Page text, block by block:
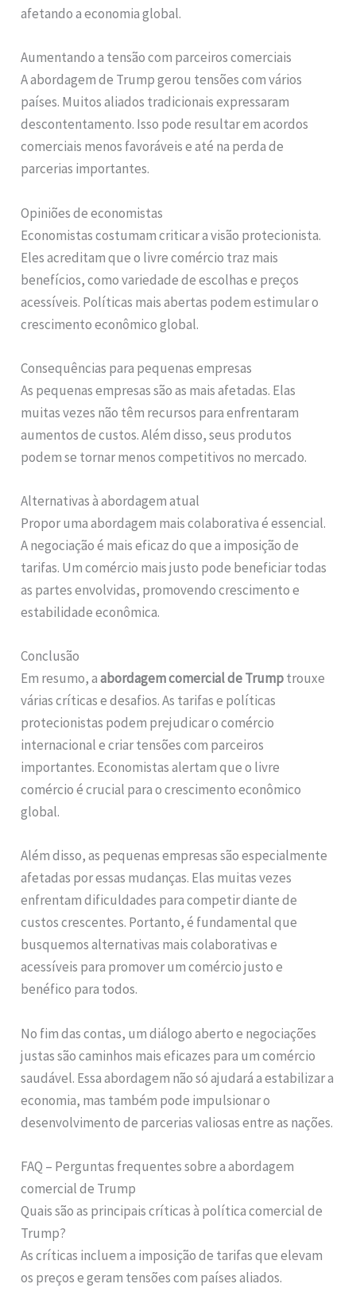
afetando a economia global.
Aumentando a tensão com parceiros comerciais
A abordagem de Trump gerou tensões com vários
países. Muitos aliados tradicionais expressaram
descontentamento. Isso pode resultar em acordos
comerciais menos favoráveis e até na perda de
parcerias importantes.
Opiniões de economistas
Economistas costumam criticar a visão protecionista.
Eles acreditam que o livre comércio traz mais
benefícios, como variedade de escolhas e preços
acessíveis. Políticas mais abertas podem estimular o
crescimento econômico global.
Consequências para pequenas empresas
As pequenas empresas são as mais afetadas. Elas
muitas vezes não têm recursos para enfrentaram
aumentos de custos. Além disso, seus produtos
podem se tornar menos competitivos no mercado.
Alternativas à abordagem atual
Propor uma abordagem mais colaborativa é essencial.
A negociação é mais eficaz do que a imposição de
tarifas. Um comércio mais justo pode beneficiar todas
as partes envolvidas, promovendo crescimento e
estabilidade econômica.
Conclusão
Em resumo, aabordagem comercial de Trumptrouxe
várias críticas e desafios. As tarifas e políticas
protecionistas podem prejudicar o comércio
internacional e criar tensões com parceiros
importantes. Economistas alertam que o livre
comércio é crucial para o crescimento econômico
global.
Além disso, as pequenas empresas são especialmente
afetadas por essas mudanças. Elas muitas vezes
enfrentam dificuldades para competir diante de
custos crescentes. Portanto, é fundamental que
busquemos alternativas mais colaborativas e
acessíveis para promover um comércio justo e
benéfico para todos.
No fim das contas, um diálogo aberto e negociações
justas são caminhos mais eficazes para um comércio
saudável. Essa abordagem não só ajudará a estabilizar a
economia, mas também pode impulsionar o
desenvolvimento de parcerias valiosas entre as nações.
FAQ – Perguntas frequentes sobre a abordagem
comercial de Trump
Quais são as principais críticas à política comercial de
Trump?
As críticas incluem a imposição de tarifas que elevam
os preços e geram tensões com países aliados.